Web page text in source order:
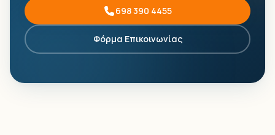
698 390 4455
Φόρμα Επικοινωνίας